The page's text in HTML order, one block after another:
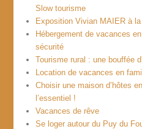
Slow tourisme
Exposition Vivian MAIER à la
Hébergement de vacances
sécurité
Tourisme rural : une bouffée
Location de vacances en
Choisir une maison d’hôtes
l’essentiel !
Vacances de rêve
Se loger autour du Puy du